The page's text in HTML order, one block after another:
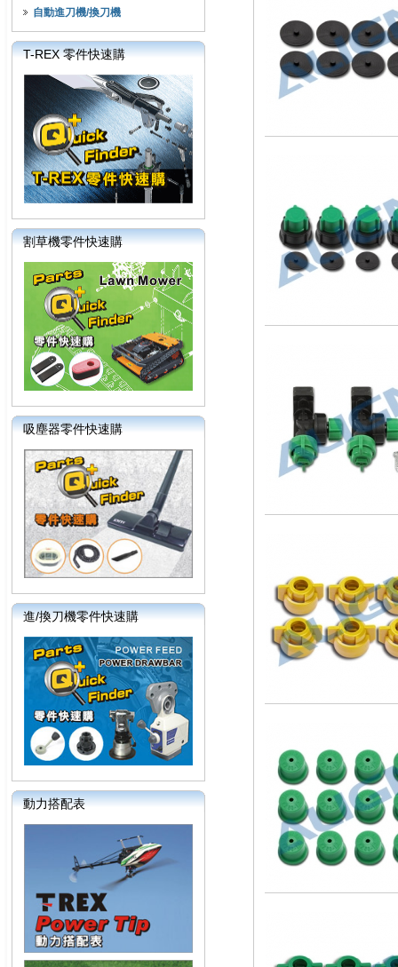
自動進刀機/換刀機
T-REX 零件快速購
割草機零件快速購
吸塵器零件快速購
進/換刀機零件快速購
動力搭配表